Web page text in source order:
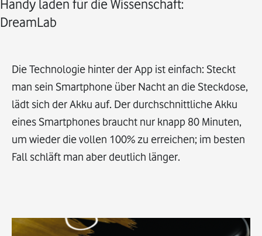
Handy laden für die Wissenschaft:
DreamLab
Die Technologie hinter der App ist einfach: Steckt
man sein Smartphone über Nacht an die Steckdose,
lädt sich der Akku auf. Der durchschnittliche Akku
eines Smartphones braucht nur knapp 80 Minuten,
um wieder die vollen 100% zu erreichen; im besten
Fall schläft man aber deutlich länger.